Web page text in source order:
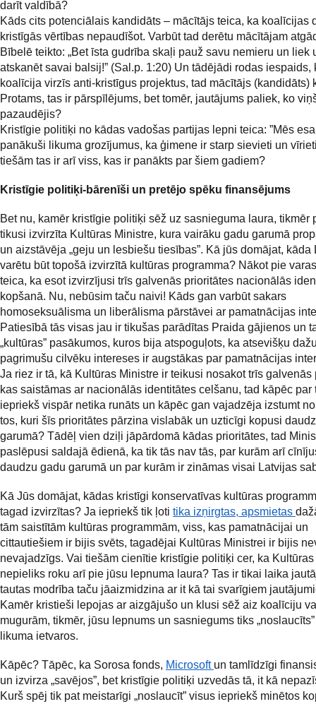
darīt valdībā?
Kāds cits potenciālais kandidāts – mācītājs teica, ka koalīcijas
kristīgās vērtības nepaudīšot. Varbūt tad derētu mācītājam
Bībelē teikto: „Bet īsta gudrība skaļi pauž savu nemieru un liek
atskanēt savai balsij!” (Sal.p. 1:20) Un tādējādi rodas iespaids,
koalīcija virzīs anti-kristīgus projektus, tad mācītājs (kandidāts)
Protams, tas ir pārspīlējums, bet tomēr, jautājums paliek, ko
pazaudējis?
Kristīgie politiķi no kādas vadošas partijas lepni teica: ”Mēs
panākuši likuma grozījumus, ka ģimene ir starp sievieti un
tiešām tas ir arī viss, kas ir panākts par šiem gadiem?
Kristīgie politiķi-bārenīši un pretējo spēku finansējums
Bet nu, kamēr kristīgie politiķi sēž uz sasnieguma laura, tikmēr
tikusi izvirzīta Kultūras Ministre, kura vairāku gadu garumā
un aizstāvēja „geju un lesbiešu tiesības”. Kā jūs domājat, kāda
varētu būt topošā izvirzītā kultūras programma? Nākot pie
teica, ka esot izvirzījusi trīs galvenās prioritātes nacionālās
kopšanā. Nu, nebūsim taču naivi! Kāds gan varbūt sakars
homoseksuālisma un liberālisma pārstāvei ar pamatnācijas
Patiesībā tās visas jau ir tikušas parādītas Praida gājienos un
„kultūras” pasākumos, kuros bija atspoguļots, ka atsevišķu
pagrimušu cilvēku intereses ir augstākas par pamatnācijas
Ja riez ir tā, kā Kultūras Ministre ir teikusi nosakot trīs galvenās
kas saistāmas ar nacionālās identitātes celšanu, tad kāpēc par
iepriekš vispār netika runāts un kāpēc gan vajadzēja izstumt
tos, kuri šīs prioritātes pārzina vislabāk un uzticīgi kopusi
garumā? Tādēļ vien dziļi jāpārdomā kādas prioritātes, tad
paslēpusi saldajā ēdienā, ka tik tās nav tās, par kurām arī
daudzu gadu garumā un par kurām ir zināmas visai Latvijas
Kā Jūs domājat, kādas kristīgi konservatīvas kultūras
tagad izvirzītas? Ja iepriekš tik ļoti tika izņirgtas, apsmietas
tām saistītām kultūras programmām, viss, kas pamatnācijai un
cittautiešiem ir bijis svēts, tagadējai Kultūras Ministrei ir bijis
nevajadzīgs. Vai tiešām cienītie kristīgie politiķi cer, ka
nepieliks roku arī pie jūsu lepnuma laura? Tas ir tikai laika
tautas modrība taču jāaizmidzina ar it kā tai svarīgiem
Kamēr kristieši lepojas ar aizgājušo un klusi sēž aiz koalīciju
mugurām, tikmēr, jūsu lepnums un sasniegums tiks
likuma ietvaros.
Kāpēc? Tāpēc, ka Sorosa fonds, Microsoft un tamlīdzīgi
un izvirza „savējos”, bet kristīgie politiķi uzvedās tā, it kā
Kurš spēj tik pat meistarīgi „noslaucīt” visus iepriekš minētos